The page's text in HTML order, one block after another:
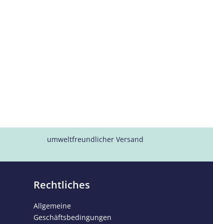
umweltfreundlicher Versand
Rechtliches
Allgemeine
Geschäftsbedingungen